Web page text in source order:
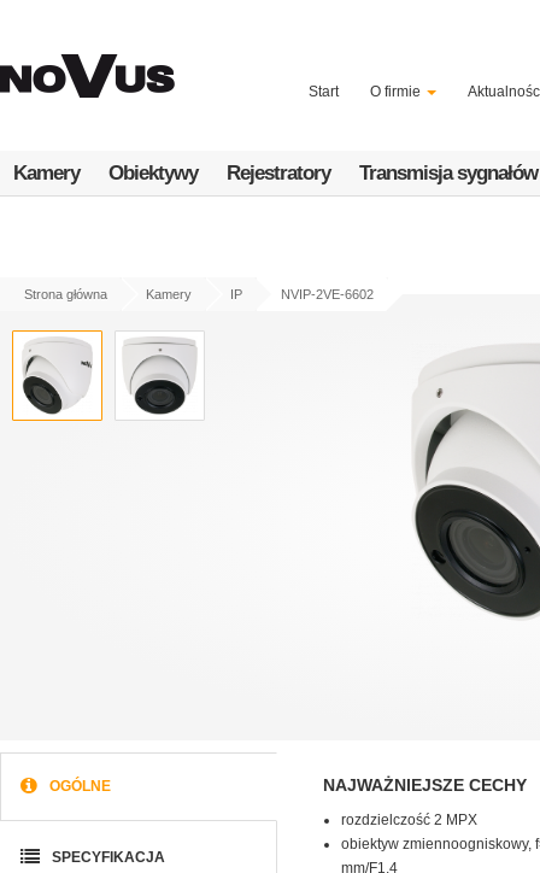
Start
O firmie
Kamery Obiektywy Rejestratory Transmisja sygnałów
Strona główna Kamery IP NVIP-2VE-6602
OGÓLNE
SPECYFIKACJA
NAJWAŻNIEJSZE CECHY
rozdzielczość 2 MPX
obiektyw zmiennoogniskowy,
mm/F1.4